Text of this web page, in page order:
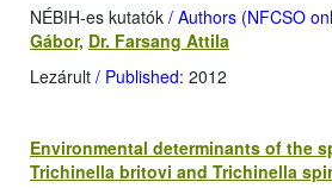
NÉBIH-es kutatók / Authors (NFCSO
Gábor, Dr. Farsang Attila
Lezárult / Published: 2012
Environmental determinants of the
Trichinella britovi and Trichinella